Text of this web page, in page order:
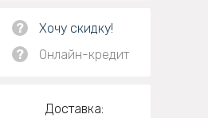
?
Хочу скидку!
?
Онлайн-кредит
Доставка: